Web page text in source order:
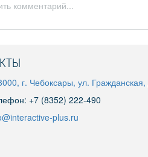
г. Чебоксары, ул.
+7 (8352) 222-490
plus.ru